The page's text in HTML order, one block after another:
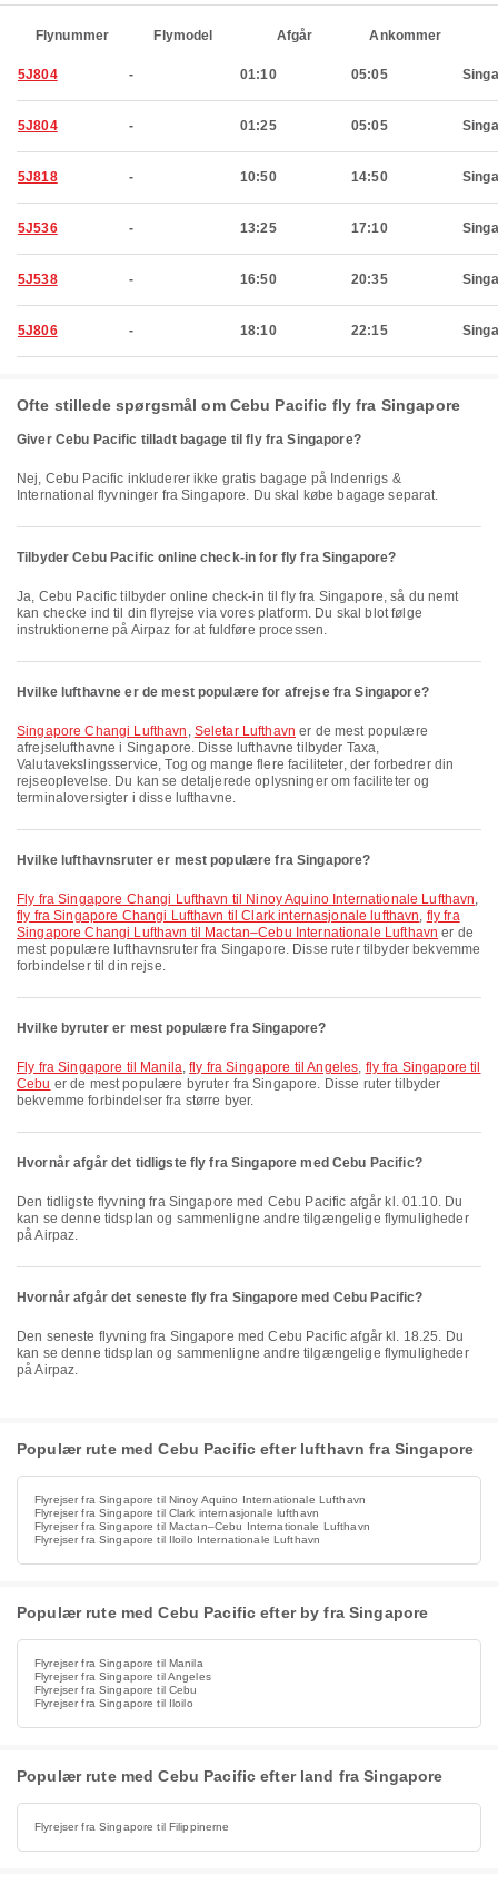
Flynummer Flymodel Afgår Ankommer
5J804 - 01:10 05:05
5J804 - 01:25 05:05
5J818 - 10:50 14:50
5J536 - 13:25 17:10
5J538 - 16:50 20:35
5J806 - 18:10 22:15
Ofte stillede spørgsmål om Cebu Pacific fly fra Singapore
Giver Cebu Pacific tilladt bagage til fly fra Singapore?
Nej, Cebu Pacific inkluderer ikke gratis bagage på Indenrigs &
International flyvninger fra Singapore. Du skal købe bagage separat.
Tilbyder Cebu Pacific online check-in for fly fra Singapore?
Ja, Cebu Pacific tilbyder online check-in til fly fra Singapore, så du nemt
kan checke ind til din flyrejse via vores platform. Du skal blot følge
instruktionerne på Airpaz for at fuldføre processen.
Hvilke lufthavne er de mest populære for afrejse fra Singapore?
Singapore Changi Lufthavn , Seletar Lufthavn er de mest populære
afrejselufthavne i Singapore. Disse lufthavne tilbyder Taxa,
Valutavekslingsservice, Tog og mange flere faciliteter, der forbedrer din
rejseoplevelse. Du kan se detaljerede oplysninger om faciliteter og
terminaloversigter i disse lufthavne.
Hvilke lufthavnsruter er mest populære fra Singapore?
fly fra Singapore Changi Lufthavn til Ninoy Aquino Internationale Lufthavn,
fly fra Singapore Changi Lufthavn til Clark internasjonale lufthavn, fly fra
Singapore Changi Lufthavn til Mactan–Cebu Internationale Lufthavn er de
mest populære lufthavnsruter fra Singapore. Disse ruter tilbyder bekvemme
forbindelser til din rejse.
Hvilke byruter er mest populære fra Singapore?
fly fra Singapore til Manila,fly fra Singapore til Angeles, fly fra Singapore til
Cebu er de mest populære byruter fra Singapore. Disse ruter tilbyder
bekvemme forbindelser fra større byer.
Hvornår afgår det tidligste fly fra Singapore med Cebu Pacific?
Den tidligste flyvning fra Singapore med Cebu Pacific afgår kl. 01.10. Du
kan se denne tidsplan og sammenligne andre tilgængelige flymuligheder
på Airpaz.
Hvornår afgår det seneste fly fra Singapore med Cebu Pacific?
Den seneste flyvning fra Singapore med Cebu Pacific afgår kl. 18.25. Du
kan se denne tidsplan og sammenligne andre tilgængelige flymuligheder
på Airpaz.
Populær rute med Cebu Pacific efter lufthavn fra Singapore
Flyrejser fra Singapore til Ninoy Aquino Internationale Lufthavn
Flyrejser fra Singapore til Clark internasjonale lufthavn
Flyrejser fra Singapore til Mactan–Cebu Internationale Lufthavn
Flyrejser fra Singapore til Iloilo Internationale Lufthavn
Populær rute med Cebu Pacific efter by fra Singapore
Flyrejser fra Singapore til Manila
Flyrejser fra Singapore til Angeles
Flyrejser fra Singapore til Cebu
Flyrejser fra Singapore til Iloilo
Populær rute med Cebu Pacific efter land fra Singapore
Flyrejser fra Singapore til Filippinerne